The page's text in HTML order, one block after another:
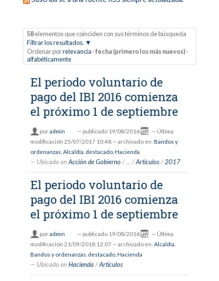
58elementos que coinciden con sus términos de búsqueda
Filtrar los resultados.
Ordenar porrelevancia ·fecha (primero los más nuevos) ·
alfabéticamente
El periodo voluntario de
pago del IBI 2016 comienza
el próximo 1 de septiembre
poradmin — publicado 19/08/2016 — Última
modificación 25/07/2017 10:48 — archivado en: Bandos y
ordenanzas Alcaldía destacado, Hacienda
Ubicado en Acción de Gobierno /…/Artículos /2017
El periodo voluntario de
pago del IBI 2016 comienza
el próximo 1 de septiembre
poradmin — publicado 19/08/2016 — Última
modificación 21/09/2018 12:07 — archivado en: Alcaldía
Bandos y ordenanzas destacado, Hacienda
Ubicado en Hacienda /Artículos